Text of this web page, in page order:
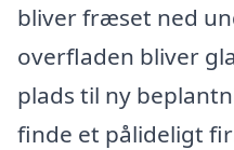
bliver fræset ned
overfladen bliver
plads til ny
finde et pålideligt